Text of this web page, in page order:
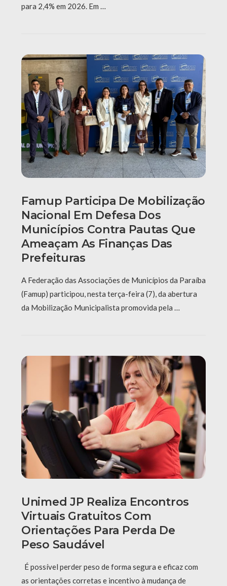
para 2,4% em 2026. Em …
Famup Participa De Mobilização
Nacional Em Defesa Dos
Municípios Contra Pautas Que
Ameaçam As Finanças Das
Prefeituras
A Federação das Associações de Municípios da Paraíba
(Famup) participou, nesta terça-feira (7), da abertura
da Mobilização Municipalista promovida pela …
Unimed JP Realiza Encontros
Virtuais Gratuitos Com
Orientações Para Perda De
Peso Saudável
É possível perder peso de forma segura e eficaz com
as orientações corretas e incentivo à mudança de